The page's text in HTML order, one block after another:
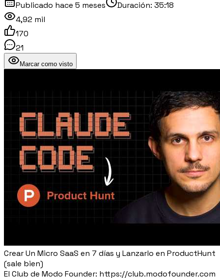
Publicado hace 5 meses Duración: 35:18
4,92 mil
170
21
Marcar como visto
Crear Un Micro SaaS en 7 días y Lanzarlo en ProductHunt
(sale bien)
El Club de Modo Founder: https://club.modofounder.com